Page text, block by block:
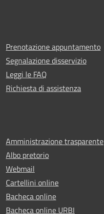
Prenotazione appuntamento
Segnalazione disservizio
Leggi le FAQ
Richiesta di assistenza
Amministrazione trasparente
Albo pretorio
Webmail
Cartellini online
Bacheca online
Bacheca online URBI